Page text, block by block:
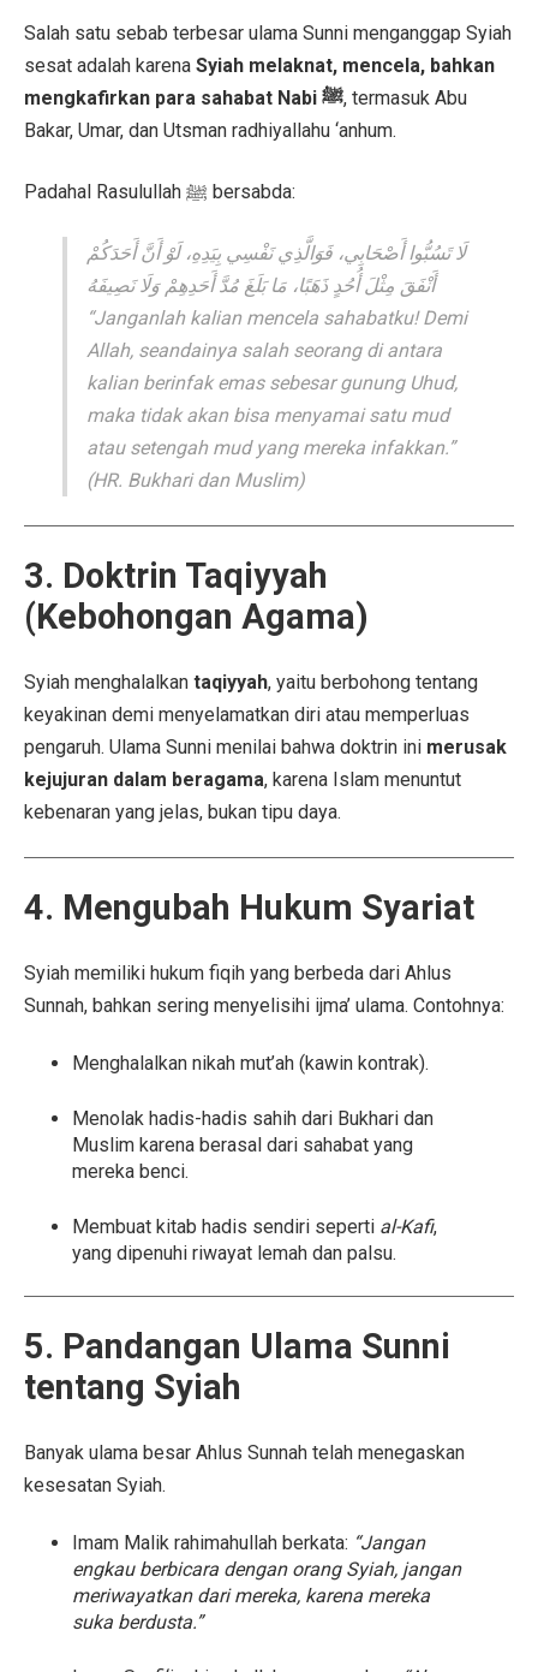
Salah satu sebab terbesar ulama Sunni menganggap Syiah
sesat adalah karena Syiah melaknat, mencela, bahkan
mengkafirkan para sahabat Nabi ﷺ, termasuk Abu
Bakar, Umar, dan Utsman radhiyallahu ‘anhum.
Padahal Rasulullah ﷺ bersabda:
لَا تَسُبُّوا أَصْحَابِي، فَوَالَّذِي نَفْسِي بِيَدِهِ، لَوْ أَنَّ أَحَدَكُمْ
أَنْفَقَ مِثْلَ أُحُدٍ ذَهَبًا، مَا بَلَغَ مُدَّ أَحَدِهِمْ وَلَا نَصِيفَهُ
“Janganlah kalian mencela sahabatku! Demi
Allah, seandainya salah seorang di antara
kalian berinfak emas sebesar gunung Uhud,
maka tidak akan bisa menyamai satu mud
atau setengah mud yang mereka infakkan.”
(HR. Bukhari dan Muslim)
3. Doktrin Taqiyyah
(Kebohongan Agama)
Syiah menghalalkan taqiyyah, yaitu berbohong tentang
keyakinan demi menyelamatkan diri atau memperluas
pengaruh. Ulama Sunni menilai bahwa doktrin ini merusak
kejujuran dalam beragama, karena Islam menuntut
kebenaran yang jelas, bukan tipu daya.
4. Mengubah Hukum Syariat
Syiah memiliki hukum fiqih yang berbeda dari Ahlus
Sunnah, bahkan sering menyelisihi ijma’ ulama. Contohnya:
Menghalalkan nikah mut’ah (kawin kontrak).
Menolak hadis-hadis sahih dari Bukhari dan
Muslim karena berasal dari sahabat yang
mereka benci.
Membuat kitab hadis sendiri seperti al-Kafi,
yang dipenuhi riwayat lemah dan palsu.
5. Pandangan Ulama Sunni
tentang Syiah
Banyak ulama besar Ahlus Sunnah telah menegaskan
kesesatan Syiah.
Imam Malik rahimahullah berkata: “Jangan
engkau berbicara dengan orang Syiah, jangan
meriwayatkan dari mereka, karena mereka
suka berdusta.”